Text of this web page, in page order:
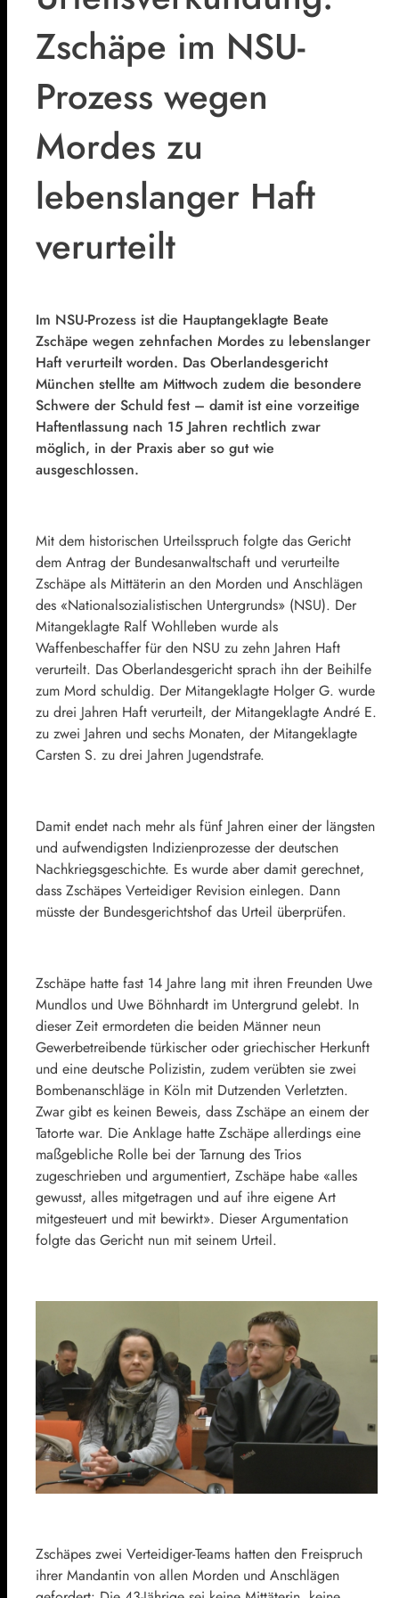
Zschäpe im NSU-
Prozess wegen
Mordes zu
lebenslanger Haft
verurteilt
Im NSU-Prozess ist die Hauptangeklagte Beate
Zschäpe wegen zehnfachen Mordes zu lebenslanger
Haft verurteilt worden. Das Oberlandesgericht
München stellte am Mittwoch zudem die besondere
Schwere der Schuld fest – damit ist eine vorzeitige
Haftentlassung nach 15 Jahren rechtlich zwar
möglich, in der Praxis aber so gut wie
ausgeschlossen.
Mit dem historischen Urteilsspruch folgte das Gericht
dem Antrag der Bundesanwaltschaft und verurteilte
Zschäpe als Mittäterin an den Morden und Anschlägen
des «Nationalsozialistischen Untergrunds» (NSU). Der
Mitangeklagte Ralf Wohlleben wurde als
Waffenbeschaffer für den NSU zu zehn Jahren Haft
verurteilt. Das Oberlandesgericht sprach ihn der Beihilfe
zum Mord schuldig. Der Mitangeklagte Holger G. wurde
zu drei Jahren Haft verurteilt, der Mitangeklagte André E.
zu zwei Jahren und sechs Monaten, der Mitangeklagte
Carsten S. zu drei Jahren Jugendstrafe.
Damit endet nach mehr als fünf Jahren einer der längsten
und aufwendigsten Indizienprozesse der deutschen
Nachkriegsgeschichte. Es wurde aber damit gerechnet,
dass Zschäpes Verteidiger Revision einlegen. Dann
müsste der Bundesgerichtshof das Urteil überprüfen.
Zschäpe hatte fast 14 Jahre lang mit ihren Freunden Uwe
Mundlos und Uwe Böhnhardt im Untergrund gelebt. In
dieser Zeit ermordeten die beiden Männer neun
Gewerbetreibende türkischer oder griechischer Herkunft
und eine deutsche Polizistin, zudem verübten sie zwei
Bombenanschläge in Köln mit Dutzenden Verletzten.
Zwar gibt es keinen Beweis, dass Zschäpe an einem der
Tatorte war. Die Anklage hatte Zschäpe allerdings eine
maßgebliche Rolle bei der Tarnung des Trios
zugeschrieben und argumentiert, Zschäpe habe «alles
gewusst, alles mitgetragen und auf ihre eigene Art
mitgesteuert und mit bewirkt». Dieser Argumentation
folgte das Gericht nun mit seinem Urteil.
Zschäpes zwei Verteidiger-Teams hatten den Freispruch
ihrer Mandantin von allen Morden und Anschlägen